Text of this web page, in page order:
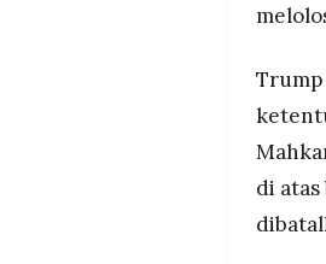
Trump
di